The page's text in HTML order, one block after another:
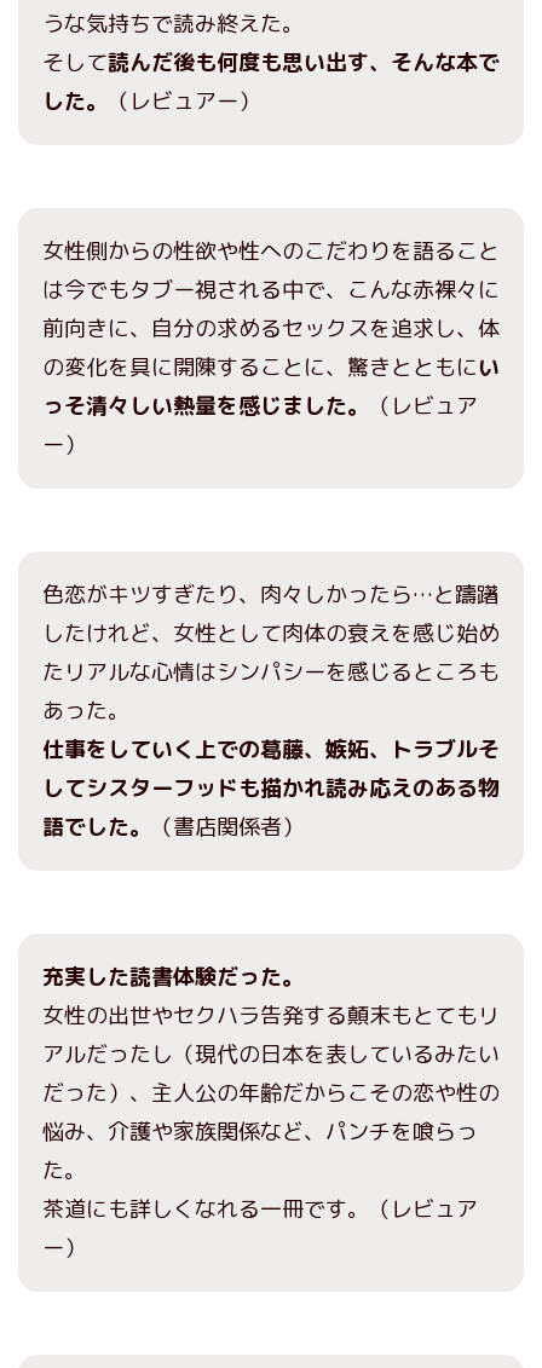
うな気持ちで読み終えた。
そして読んだ後も何度も思い出す、そんな本で
した。
（レビュアー）
女性側からの性欲や性へのこだわりを語ること
は今でもタブー視される中で、こんな赤裸々に
前向きに、自分の求めるセックスを追求し、体
の変化を具に開陳することに、驚きとともにい
っそ清々しい熱量を感じました。
（レビュア
ー）
色恋がキツすぎたり、肉々しかったら…と躊躇
したけれど、女性として肉体の衰えを感じ始め
たリアルな心情はシンパシーを感じるところも
あった。
仕事をしていく上での葛藤、嫉妬、トラブルそ
してシスターフッドも描かれ読み応えのある物
語でした。
（書店関係者）
充実した読書体験だった。
女性の出世やセクハラ告発する顛末もとてもリ
アルだったし（現代の日本を表しているみたい
だった）、主人公の年齢だからこその恋や性の
悩み、介護や家族関係など、パンチを喰らっ
た。
茶道にも詳しくなれる一冊です。（レビュア
ー）